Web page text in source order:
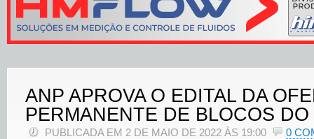
ANP APROVA O EDITAL DA
PERMANENTE DE BLOCOS
PUBLICADA EM 2 DE MAIO DE 2022 ÀS 19:00 0